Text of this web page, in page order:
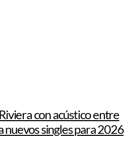
con acústico entre
nuevos singles para 2026